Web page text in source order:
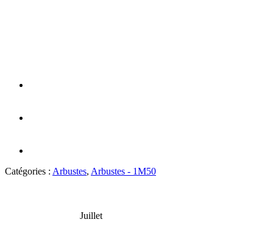
Catégories : Arbustes, Arbustes - 1M50
Juillet